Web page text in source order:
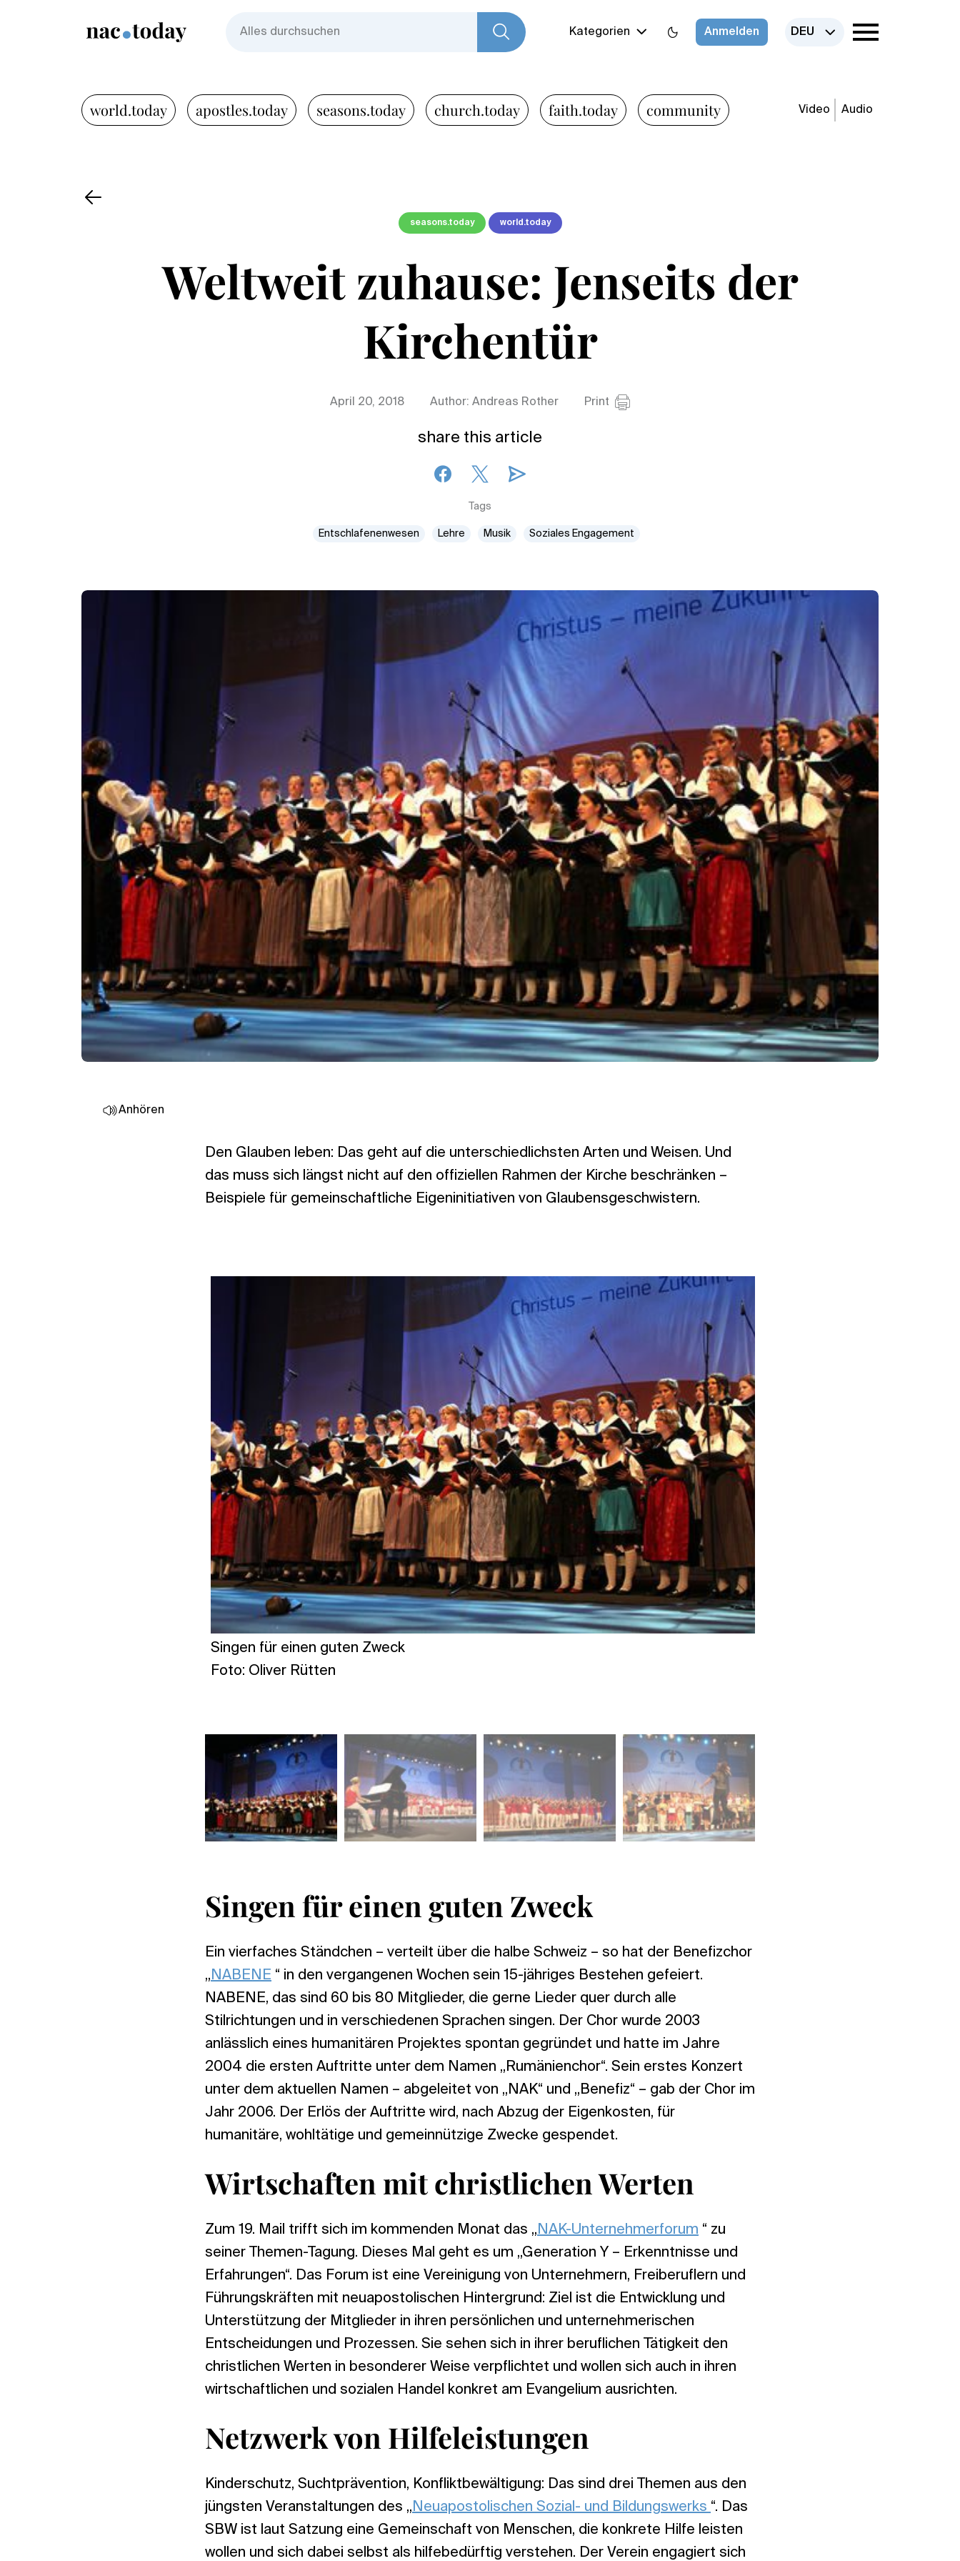
Kategorien Anmelden DEU
world.today apostles.today seasons.today church.today faith.today community Video Audio
seasons.today world.today
Weltweit zuhause: Jenseits der
Kirchentür
April 20, 2018 Author: Andreas Rother Print
share this article
Tags
Entschlafenenwesen Lehre Musik Soziales Engagement
Anhören
Den Glauben leben: Das geht auf die unterschiedlichsten Arten und Weisen. Und
das muss sich längst nicht auf den offiziellen Rahmen der Kirche beschränken –
Beispiele für gemeinschaftliche Eigeninitiativen von Glaubensgeschwistern.
Singen für einen guten Zweck
Foto: Oliver Rütten
Singen für einen guten Zweck
Ein vierfaches Ständchen – verteilt über die halbe Schweiz – so hat der Benefizchor
„NABENE “ in den vergangenen Wochen sein 15-jähriges Bestehen gefeiert.
NABENE, das sind 60 bis 80 Mitglieder, die gerne Lieder quer durch alle
Stilrichtungen und in verschiedenen Sprachen singen. Der Chor wurde 2003
anlässlich eines humanitären Projektes spontan gegründet und hatte im Jahre
2004 die ersten Auftritte unter dem Namen „Rumänienchor“. Sein erstes Konzert
unter dem aktuellen Namen – abgeleitet von „NAK“ und „Benefiz“ – gab der Chor im
Jahr 2006. Der Erlös der Auftritte wird, nach Abzug der Eigenkosten, für
humanitäre, wohltätige und gemeinnützige Zwecke gespendet.
Wirtschaften mit christlichen Werten
Zum 19. Mail trifft sich im kommenden Monat das „NAK-Unternehmerforum “ zu
seiner Themen-Tagung. Dieses Mal geht es um „Generation Y – Erkenntnisse und
Erfahrungen“. Das Forum ist eine Vereinigung von Unternehmern, Freiberuflern und
Führungskräften mit neuapostolischen Hintergrund: Ziel ist die Entwicklung und
Unterstützung der Mitglieder in ihren persönlichen und unternehmerischen
Entscheidungen und Prozessen. Sie sehen sich in ihrer beruflichen Tätigkeit den
christlichen Werten in besonderer Weise verpflichtet und wollen sich auch in ihren
wirtschaftlichen und sozialen Handel konkret am Evangelium ausrichten.
Netzwerk von Hilfeleistungen
Kinderschutz, Suchtprävention, Konfliktbewältigung: Das sind drei Themen aus den
jüngsten Veranstaltungen des „Neuapostolischen Sozial- und Bildungswerks “. Das
SBW ist laut Satzung eine Gemeinschaft von Menschen, die konkrete Hilfe leisten
wollen und sich dabei selbst als hilfebedürftig verstehen. Der Verein engagiert sich